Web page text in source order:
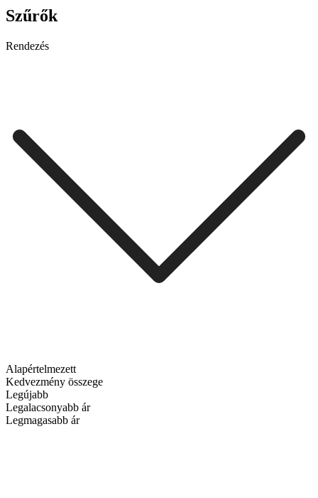
Szűrők
Rendezés
Alapértelmezett
Kedvezmény összege
Legújabb
Legalacsonyabb ár
Legmagasabb ár